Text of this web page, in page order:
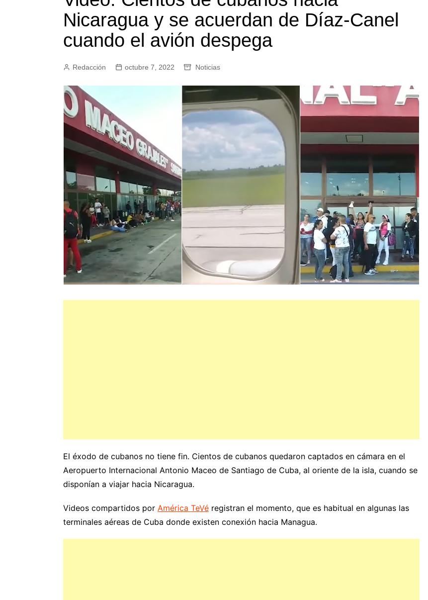
Nicaragua y se acuerdan de Díaz-Canel
cuando el avión despega
Redacción octubre 7, 2022 Noticias
El éxodo de cubanos no tiene fin. Cientos de cubanos quedaron captados en cámara en el
Aeropuerto Internacional Antonio Maceo de Santiago de Cuba, al oriente de la isla, cuando se
disponían a viajar hacia Nicaragua.
Videos compartidos por América TeVé registran el momento, que es habitual en algunas las
terminales aéreas de Cuba donde existen conexión hacia Managua.